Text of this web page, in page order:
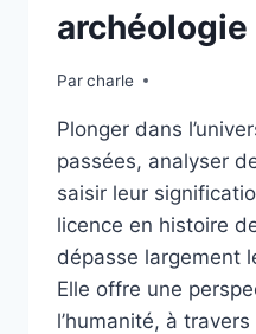
archéologie
Parcharle
Plonger dans
passées, analyser
saisir leur
licence en histoire
dépasse largement
Elle offre une
l’humanité, à